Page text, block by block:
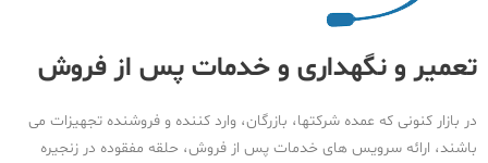
تعمیر و نگهداری و خدمات پس از فروش
در بازار کنونی که عمده شرکتها، بازرگان، وارد کننده و فروشنده تجهیزات می
باشند، ارائه سرویس های خدمات پس از فروش، حلقه مفقوده در زنجیره